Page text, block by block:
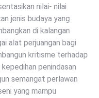
nilai- nilai
jenis budaya yang
di kalangan
alat perjuangan bagi
kritisme terhadap
penindasan
semangat perlawan
yang mampu